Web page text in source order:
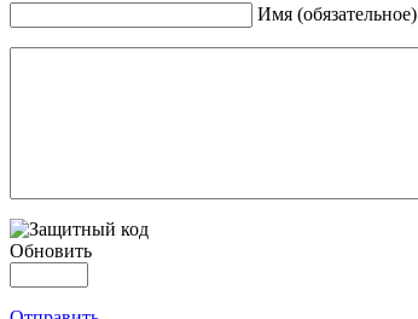
Имя (обязательное)
Обновить